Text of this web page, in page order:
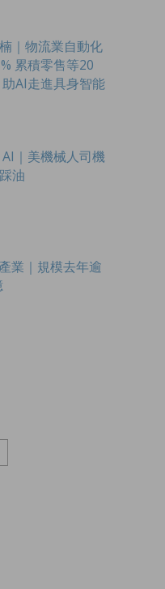
｜物流業自動化
累積零售等20
AI走進具身智能
｜美機械人司機
油
業｜規模去年逾